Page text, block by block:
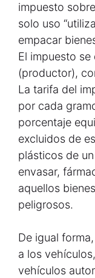
impuesto
solo uso
empacar
El impuesto
(productor),
La tarifa del
por cada
porcentaje
excluidos de
plásticos de
envasar,
aquellos
peligrosos.
De igual
a los
vehículos